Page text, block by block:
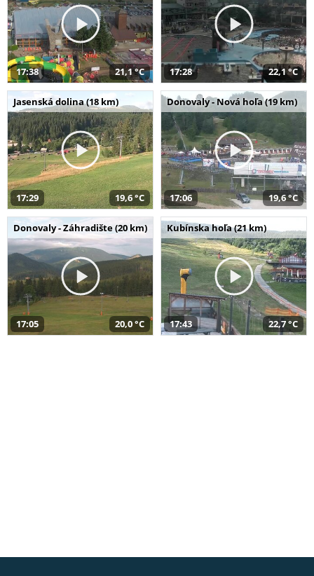
17:38 21,1 °C 17:28 22,1 °C
Jasenská dolina (18 km)
17:29 19,6 °C
Donovaly - Nová hoľa (19 km)
17:06 19,6 °C
Donovaly - Záhradište (20 km)
17:05 20,0 °C
Kubínska hoľa (21 km)
17:43 22,7 °C